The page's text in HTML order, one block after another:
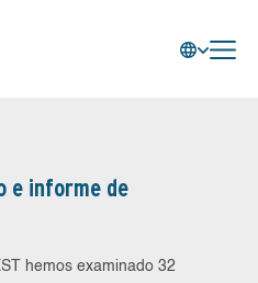
e informe de
hemos examinado 32